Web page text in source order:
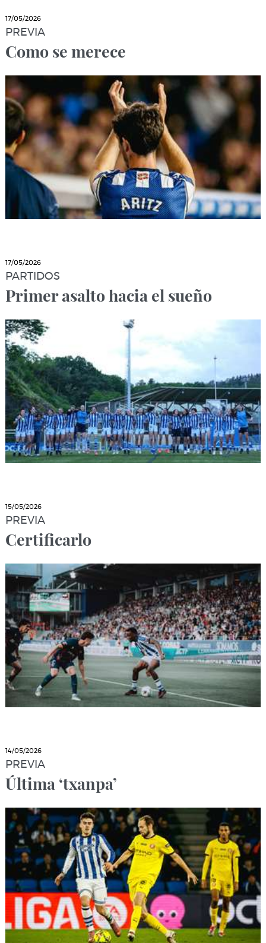
17/05/2026
PREVIA
Como se merece
17/05/2026
PARTIDOS
Primer asalto hacia el sueño
15/05/2026
PREVIA
Certificarlo
14/05/2026
PREVIA
Última ‘txanpa’